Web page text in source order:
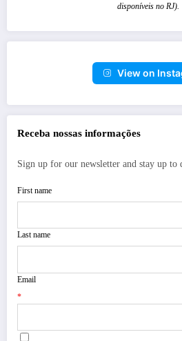
disponíveis no RJ).
View on
Receba nossas informações
Sign up for our newsletter and stay up to
First name
Last name
Email
*